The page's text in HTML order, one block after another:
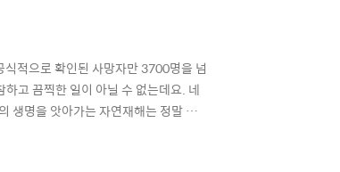
적으로 확인된 사망자만 3700명을 넘
고 끔찍한 일이 아닐 수 없는데요. 네
생명을 앗아가는 자연재해는 정말 피
동부지역과 인도 비하르 지역을 강